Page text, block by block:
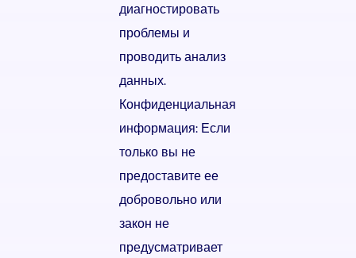
диагностировать
проблемы и
проводить анализ
данных.
Конфиденциальная
информация: Если
только вы не
предоставите ее
добровольно или
закон не
предусматривает